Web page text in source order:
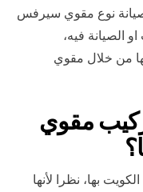
صيانة نوع مقوي سيرفس
الصيانة فيه،
من خلال مقوي
مقوي
؟
بها، نظرا لأنها